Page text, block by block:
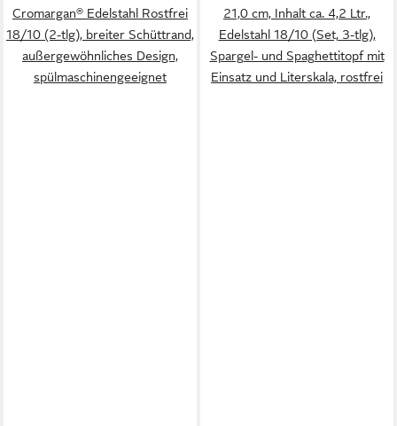
Cromargan® Edelstahl Rostfrei
18/10 (2-tlg), breiter Schüttrand,
außergewöhnliches Design,
spülmaschinengeeignet
21,0 cm, Inhalt ca. 4,2 Ltr.,
Edelstahl 18/10 (Set, 3-tlg),
Spargel- und Spaghettitopf mit
Einsatz und Literskala, rostfrei